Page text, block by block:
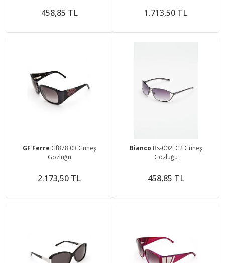
458,85 TL 1.713,50 TL
GF Ferre Gf878 03 Güneş
Gözlüğü
2.173,50 TL
Bianco Bs-002l C2 Güneş
Gözlüğü
458,85 TL